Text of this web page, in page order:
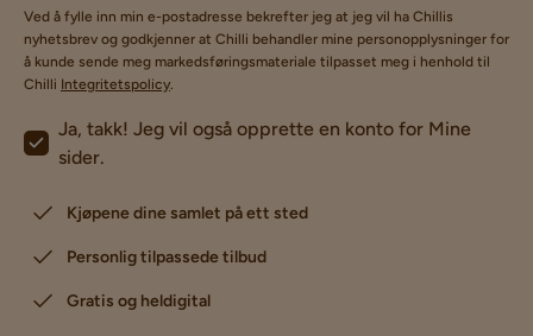
Ved å fylle inn min e-postadresse bekrefter jeg at jeg vil ha Chillis
nyhetsbrev og godkjenner at Chilli behandler mine personopplysninger for
å kunde sende meg markedsføringsmateriale tilpasset meg i henhold til
Chilli Integritetspolicy.
Ja, takk! Jeg vil også opprette en konto for Mine
sider.
Kjøpene dine samlet på ett sted
Personlig tilpassede tilbud
Gratis og heldigital